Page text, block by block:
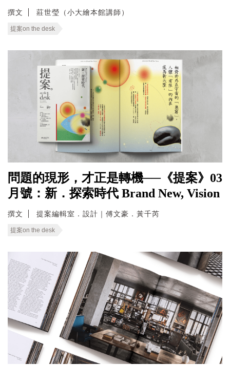
撰文 莊世瑩（小大繪本館講師）
提案on the desk
問題的現形，才正是轉機──《提案》03
月號：新．探索時代 Brand New, Vision
撰文 提案編輯室．設計｜傅文豪．黃千芮
提案on the desk